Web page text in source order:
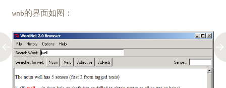
wnb的界面如图：